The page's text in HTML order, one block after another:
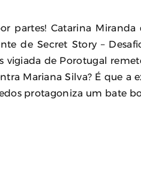
partes! Catarina
de Secret Story –
vigiada de Porotugal
Mariana Silva? É que a
protagoniza um bate